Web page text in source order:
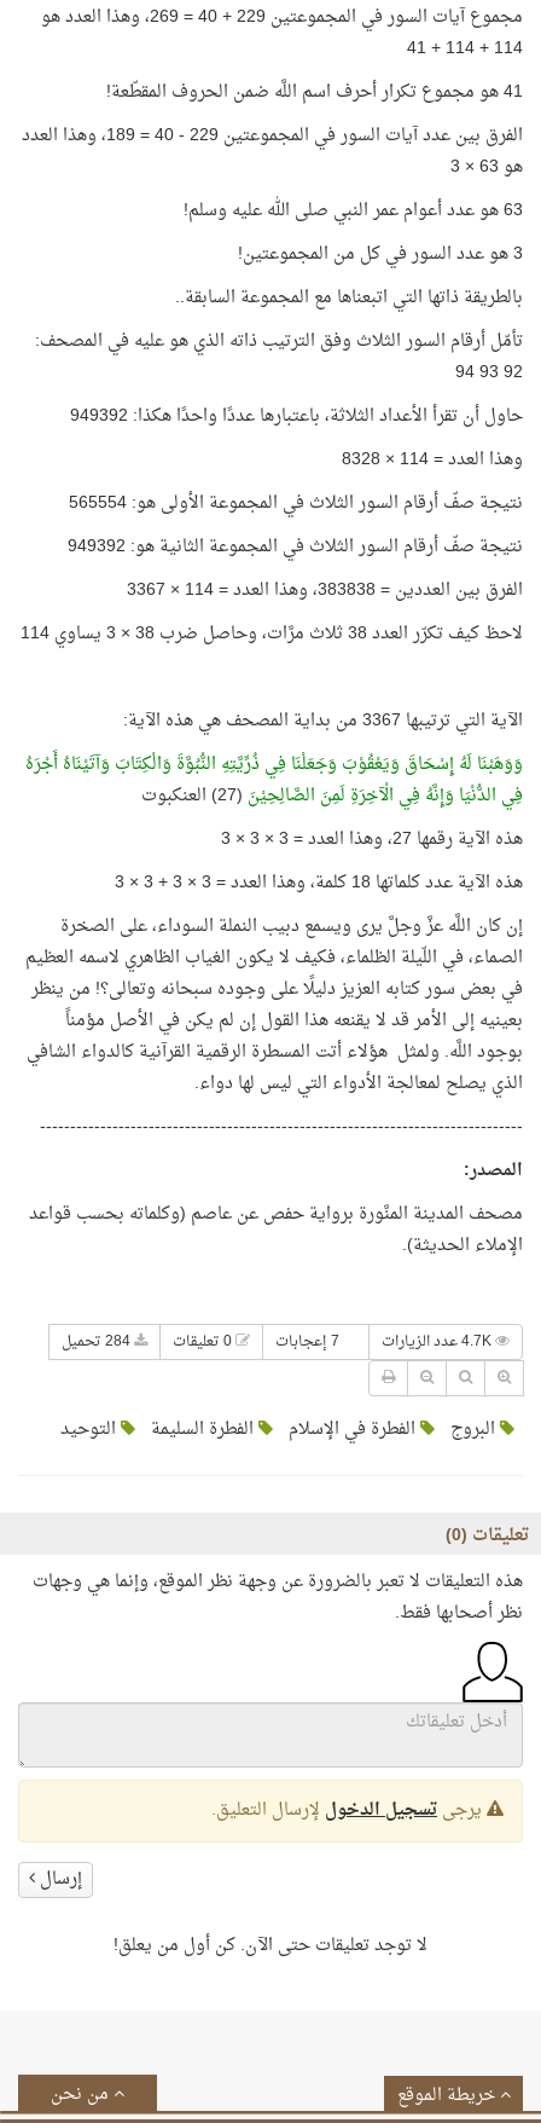
مجموع آيات السور في المجموعتين 229 + 40 = 269، وهذا العدد هو
114 + 114 + 41
41 هو مجموع تكرار أحرف اسم اللَّه ضمن الحروف المقطّعة!
الفرق بين عدد آيات السور في المجموعتين 229 - 40 = 189، وهذا العدد
هو 63 × 3
63 هو عدد أعوام عمر النبي صلى الله عليه وسلم!
3 هو عدد السور في كل من المجموعتين!
بالطريقة ذاتها التي اتبعناها مع المجموعة السابقة..
تأمّل أرقام السور الثلاث وفق الترتيب ذاته الذي هو عليه في المصحف:
92 93 94
حاول أن تقرأ الأعداد الثلاثة، باعتبارها عددًا واحدًا هكذا: 949392
وهذا العدد = 114 × 8328
نتيجة صفّ أرقام السور الثلاث في المجموعة الأولى هو: 565554
نتيجة صفّ أرقام السور الثلاث في المجموعة الثانية هو: 949392
الفرق بين العددين = 383838، وهذا العدد = 114 × 3367
لاحظ كيف تكرّر العدد 38 ثلاث مرَّات، وحاصل ضرب 38 × 3 يساوي 114
الآية التي ترتيبها 3367 من بداية المصحف هي هذه الآية:
وَوَهَبْنَا لَهُ إِسْحَاقَ وَيَعْقُوْبَ وَجَعَلْنَا فِي ذُرِّيَّتِهِ النُّبُوَّةَ وَالْكِتَابَ وَآتَيْنَاهُ أَجْرَهُ
فِي الدُّنْيَا وَإِنَّهُ فِي الْآخِرَةِ لَمِنَ الصَّالِحِيْنَ (27) العنكبوت
هذه الآية رقمها 27، وهذا العدد = 3 × 3 × 3
هذه الآية عدد كلماتها 18 كلمة، وهذا العدد = 3 × 3 + 3 × 3
إن كان اللَّه عزَّ وجلَّ يرى ويسمع دبيب النملة السوداء، على الصخرة
الصماء، في اللّيلة الظلماء، فكيف لا يكون الغياب الظاهري لاسمه العظيم
في بعض سور كتابه العزيز دليلًا على وجوده سبحانه وتعالى؟! من ينظر
بعينيه إلى الأمر قد لا يقنعه هذا القول إن لم يكن في الأصل مؤمناً
بوجود اللَّه. ولمثل هؤلاء أتت المسطرة الرقمية القرآنية كالدواء الشافي
الذي يصلح لمعالجة الأدواء التي ليس لها دواء.
--------------------------------------------------------------------------------
المصدر:
مصحف المدينة المنَّورة برواية حفص عن عاصم (وكلماته بحسب قواعد
الإملاء الحديثة).
7 إعجابات
البروج الفطرة في الإسلام الفطرة السليمة التوحيد
تعليقات (0
)
هذه التعليقات لا تعبر بالضرورة عن وجهة نظر الموقع، وإنما هي وجهات
نظر أصحابها فقط.
يرجىتسجيل الدخول لإرسال التعليق.
إرسال
لا توجد تعليقات حتى الآن. كن أول من يعلق!
من نحن خريطة الموقع